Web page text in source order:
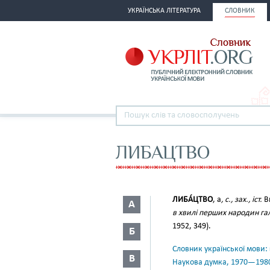
УКРАЇНСЬКА ЛІТЕРАТУРА СЛОВНИК
ЛИБАЦТВО
А
Б
В
ЛИБА́ЦТВО, а, с., зах., іст.
в хвилі перших народин
1952, 349).
Словник української
Наукова думка,